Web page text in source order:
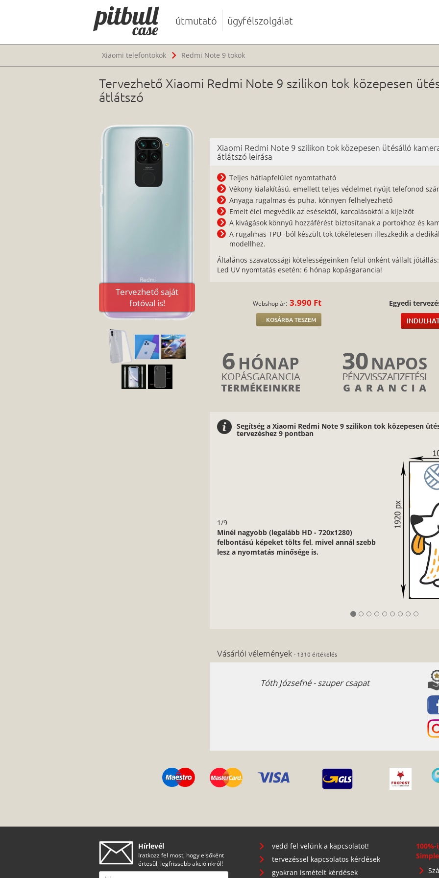
útmutató ügyfélszolgálat
Xiaomi telefontokok Redmi Note 9 tokok
Tervezhető Xiaomi Redmi Note 9 szilikon tok közepesen
átlátszó
Tervezhető saját
fotóval is!
Xiaomi Redmi Note 9 szilikon tok közepesen ütésálló
átlátszó leírása
Teljes hátlapfelület nyomtatható
Vékony kialakítású, emellett teljes védelmet nyújt telefonod
Anyaga rugalmas és puha, könnyen felhelyezhető
Emelt élei megvédik az esésektől, karcolásoktól a kijelzőt
A kivágások könnyű hozzáférést biztosítanak a portokhoz és
A rugalmas TPU -ból készült tok tökéletesen illeszkedik a
modellhez.
Általános szavatossági kötelességeinken felül önként vállalt jótállás:
Led UV nyomtatás esetén: 6 hónap kopásgarancia!
Webshop ár:3.990 Ft
KOSÁRBA TESZEM
Egyedi
Segítség a Xiaomi Redmi Note 9 szilikon tok közepesen
tervezéshez 9 pontban
1/9
Minél nagyobb (legalább HD - 720x1280)
felbontású képeket tölts fel, mivel annál szebb
lesz a nyomtatás minősége is.
Vásárlói vélemények- 1310 értékelés
Tóth Józsefné - szuper csapat
Hírlevél
Iratkozz fel most, hogy elsőként
értesülj legfrissebb akcióinkról!
vedd fel velünk a kapcsolatot!
tervezéssel kapcsolatos kérdések
gyakran ismételt kérdések